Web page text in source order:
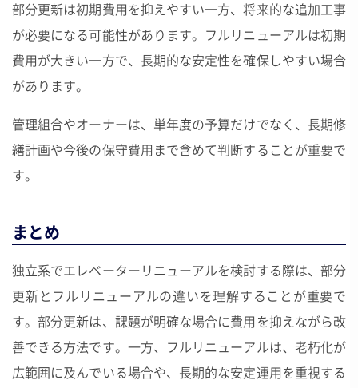
部分更新は初期費用を抑えやすい一方、将来的な追加工事
が必要になる可能性があります。フルリニューアルは初期
費用が大きい一方で、長期的な安定性を確保しやすい場合
があります。
管理組合やオーナーは、単年度の予算だけでなく、長期修
繕計画や今後の保守費用まで含めて判断することが重要で
す。
まとめ
独立系でエレベーターリニューアルを検討する際は、部分
更新とフルリニューアルの違いを理解することが重要で
す。部分更新は、課題が明確な場合に費用を抑えながら改
善できる方法です。一方、フルリニューアルは、老朽化が
広範囲に及んでいる場合や、長期的な安定運用を重視する